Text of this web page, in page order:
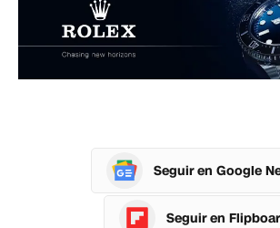
Seguir en Google
Seguir en